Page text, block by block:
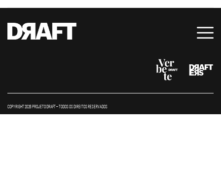
COPYRIGHT 2026 PROJETO DRAFT – TODOS OS DIREITOS RESERVADOS